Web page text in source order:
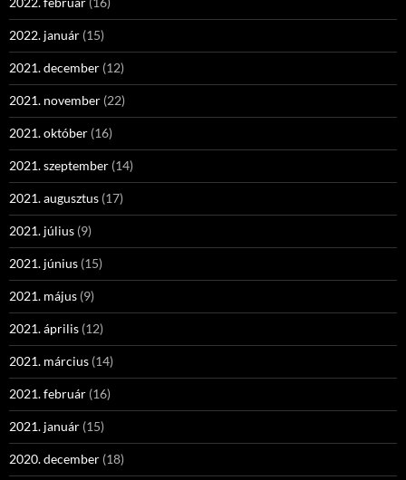
2022. január (15)
2021. december (12)
2021. november (22)
2021. október (16)
2021. szeptember (14)
2021. augusztus (17)
2021. július (9)
2021. június (15)
2021. május (9)
2021. április (12)
2021. március (14)
2021. február (16)
2021. január (15)
2020. december (18)